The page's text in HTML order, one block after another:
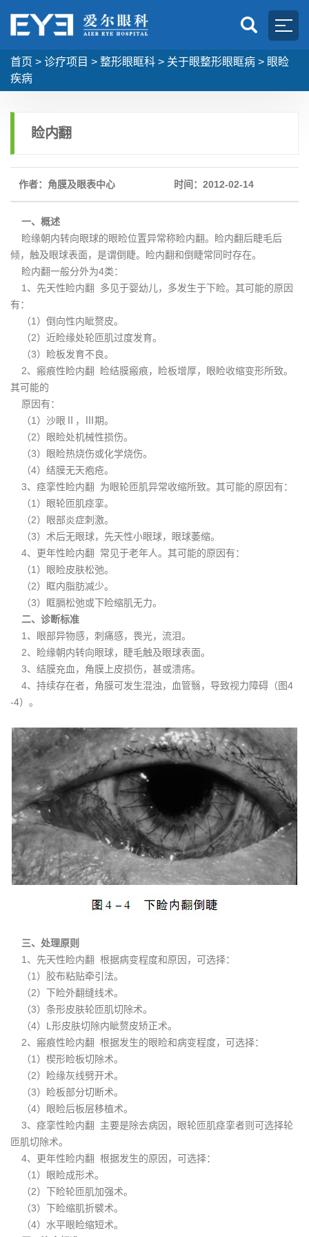
首页 > 诊疗项目 > 整形眼眶科 > 关于眼整形眼眶病 > 眼睑
疾病
睑内翻
作者：角膜及眼表中心 时间：2012-02-14
一、概述
睑缘朝内转向眼球的眼睑位置异常称睑内翻。睑内翻后睫毛后
倾，触及眼球表面，是谓倒睫。睑内翻和倒睫常同时存在。
睑内翻一般分外为4类：
1、先天性睑内翻 多见于婴幼儿，多发生于下睑。其可能的原因
有：
（1）倒向性内眦赘皮。
（2）近睑缘处轮匝肌过度发育。
（3）睑板发育不良。
2、瘢痕性睑内翻 睑结膜瘢痕，睑板增厚，眼睑收缩变形所致。
其可能的
原因有：
（1）沙眼Ⅱ，Ⅲ期。
（2）眼睑处机械性损伤。
（3）眼睑热烧伤或化学烧伤。
（4）结膜无天疱疮。
3、痉挛性睑内翻 为眼轮匝肌异常收缩所致。其可能的原因有：
（1）眼轮匝肌痉挛。
（2）眼部炎症刺激。
（3）术后无眼球，先天性小眼球，眼球萎缩。
4、更年性睑内翻 常见于老年人。其可能的原因有：
（1）眼睑皮肤松弛。
（2）眶内脂肪减少。
（3）眶膈松弛或下睑缩肌无力。
二、诊断标准
1、眼部异物感，刺痛感，畏光，流泪。
2、睑缘朝内转向眼球，睫毛触及眼球表面。
3、结膜充血，角膜上皮损伤，甚或溃疡。
4、持续存在者，角膜可发生混浊，血管翳，导致视力障碍（图4
-4）。
三、处理原则
1、先天性睑内翻 根据病变程度和原因，可选择：
（1）胶布粘贴牵引法。
（2）下睑外翻缝线术。
（3）条形皮肤轮匝肌切除术。
（4）L形皮肤切除内眦赘皮矫正术。
2、瘢痕性睑内翻 根据发生的眼睑和病变程度，可选择：
（1）楔形睑板切除术。
（2）睑缘灰线劈开术。
（3）睑板部分切断术。
（4）眼睑后板层移植术。
3、痉挛性睑内翻 主要是除去病因，眼轮匝肌痉挛者则可选择轮
匝肌切除术。
4、更年性睑内翻 根据发生的原因，可选择：
（1）眼睑成形术。
（2）下睑轮匝肌加强术。
（3）下睑缩肌折襞术。
（4）水平眼睑缩短术。